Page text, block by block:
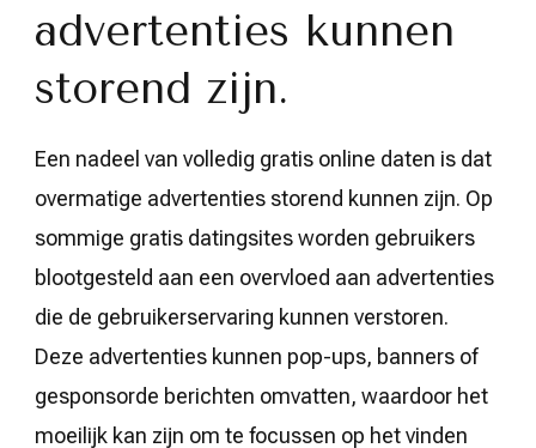
advertenties kunnen
storend zijn.
Een nadeel van volledig gratis online daten is dat
overmatige advertenties storend kunnen zijn. Op
sommige gratis datingsites worden gebruikers
blootgesteld aan een overvloed aan advertenties
die de gebruikerservaring kunnen verstoren.
Deze advertenties kunnen pop-ups, banners of
gesponsorde berichten omvatten, waardoor het
moeilijk kan zijn om te focussen op het vinden